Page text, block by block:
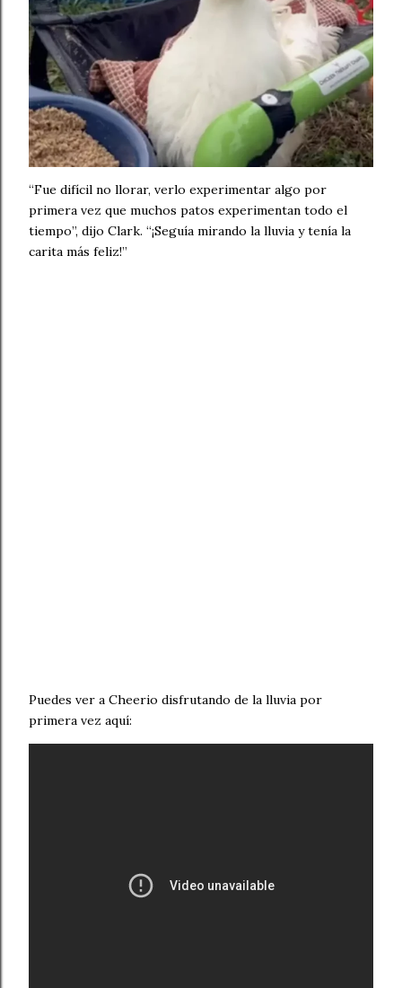
“Fue difícil no llorar, verlo experimentar algo por
primera vez que muchos patos experimentan todo el
tiempo”, dijo Clark. “¡Seguía mirando la lluvia y tenía la
carita más feliz!”
Puedes ver a Cheerio disfrutando de la lluvia por
primera vez aquí: